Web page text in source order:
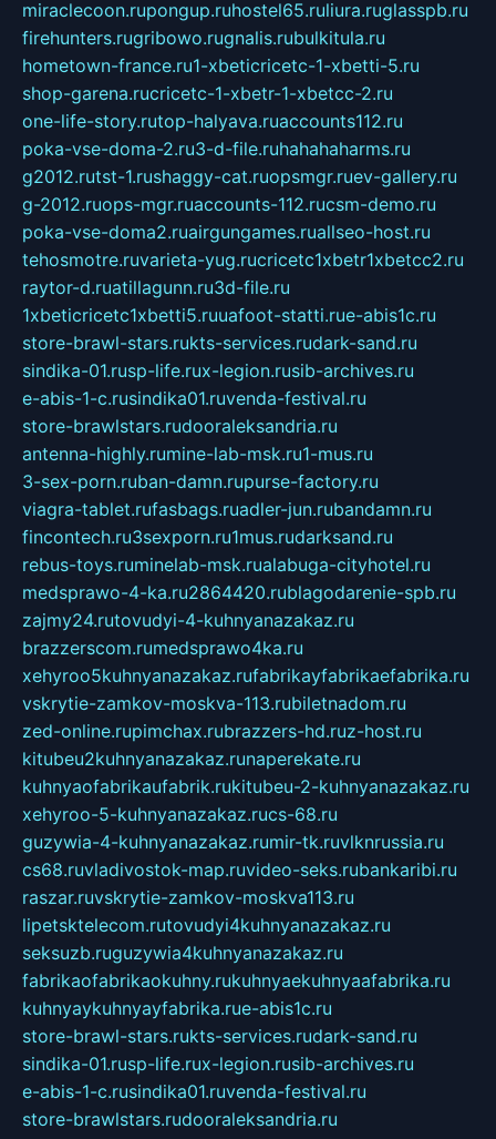
miraclecoon.rupongup.ruhostel65.ruliura.ruglasspb.ru
firehunters.rugribowo.rugnalis.rubulkitula.ru
hometown-france.ru1-xbeticricetc-1-xbetti-5.ru
shop-garena.rucricetc-1-xbetr-1-xbetcc-2.ru
one-life-story.rutop-halyava.ruaccounts112.ru
poka-vse-doma-2.ru3-d-file.ruhahahaharms.ru
g2012.rutst-1.rushaggy-cat.ruopsmgr.ruev-gallery.ru
g-2012.ruops-mgr.ruaccounts-112.rucsm-demo.ru
poka-vse-doma2.ruairgungames.ruallseo-host.ru
tehosmotre.ruvarieta-yug.rucricetc1xbetr1xbetcc2.ru
raytor-d.ruatillagunn.ru3d-file.ru
1xbeticricetc1xbetti5.ruuafoot-statti.rue-abis1c.ru
store-brawl-stars.rukts-services.rudark-sand.ru
sindika-01.rusp-life.rux-legion.rusib-archives.ru
e-abis-1-c.rusindika01.ruvenda-festival.ru
store-brawlstars.rudooraleksandria.ru
antenna-highly.rumine-lab-msk.ru1-mus.ru
3-sex-porn.ruban-damn.rupurse-factory.ru
viagra-tablet.rufasbags.ruadler-jun.rubandamn.ru
fincontech.ru3sexporn.ru1mus.rudarksand.ru
rebus-toys.ruminelab-msk.rualabuga-cityhotel.ru
medsprawo-4-ka.ru2864420.rublagodarenie-spb.ru
zajmy24.rutovudyi-4-kuhnyanazakaz.ru
brazzerscom.rumedsprawo4ka.ru
xehyroo5kuhnyanazakaz.rufabrikayfabrikaefabrika.ru
vskrytie-zamkov-moskva-113.rubiletnadom.ru
zed-online.rupimchax.rubrazzers-hd.ruz-host.ru
kitubeu2kuhnyanazakaz.runaperekate.ru
kuhnyaofabrikaufabrik.rukitubeu-2-kuhnyanazakaz.ru
xehyroo-5-kuhnyanazakaz.rucs-68.ru
guzywia-4-kuhnyanazakaz.rumir-tk.ruvlknrussia.ru
cs68.ruvladivostok-map.ruvideo-seks.rubankaribi.ru
raszar.ruvskrytie-zamkov-moskva113.ru
lipetsktelecom.rutovudyi4kuhnyanazakaz.ru
seksuzb.ruguzywia4kuhnyanazakaz.ru
fabrikaofabrikaokuhny.rukuhnyaekuhnyaafabrika.ru
kuhnyaykuhnyayfabrika.rue-abis1c.ru
store-brawl-stars.rukts-services.rudark-sand.ru
sindika-01.rusp-life.rux-legion.rusib-archives.ru
e-abis-1-c.rusindika01.ruvenda-festival.ru
store-brawlstars.rudooraleksandria.ru